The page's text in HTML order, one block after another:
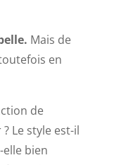
Mais de
en
de
Le style est-il
elle bien